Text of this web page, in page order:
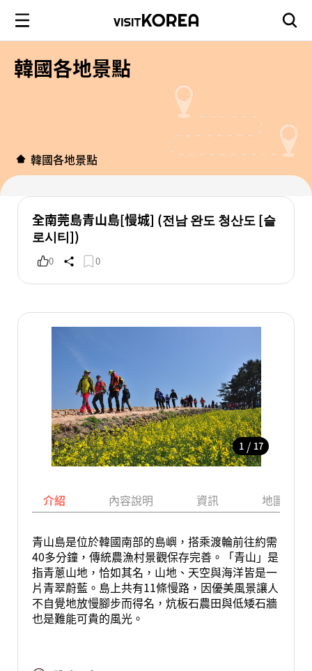
韓國各地景點
韓國各地景點
全南莞島青山島[慢城] (전남 완도 청산도 [슬
로시티])
0 0
1 / 17
介紹 內容說明 資訊 地圖
青山島是位於韓國南部的島嶼，搭乘渡輪前往約需
40多分鐘，傳統農漁村景觀保存完善。「青山」是
指青蔥山地，恰如其名，山地、天空與海洋皆是一
片青翠蔚藍。島上共有11條慢路，因優美風景讓人
不自覺地放慢腳步而得名，炕板石農田與低矮石牆
也是難能可貴的風光。